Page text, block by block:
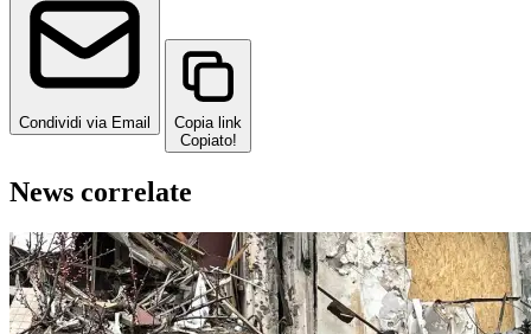
Condividi via Email
Copia link
Copiato!
News correlate